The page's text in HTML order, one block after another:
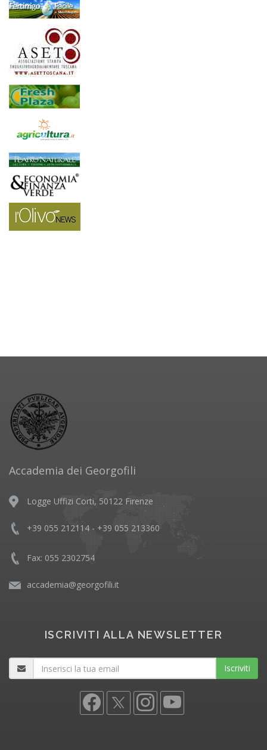
Accademia dei Georgofili
Logge Uffizi Corti, 50122 Firenze
+39 055 212114 - +39 055 213360
Fax: 055 2302754
accademia@georgofili.it
ISCRIVITI ALLA NEWSLETTER
Iscriviti